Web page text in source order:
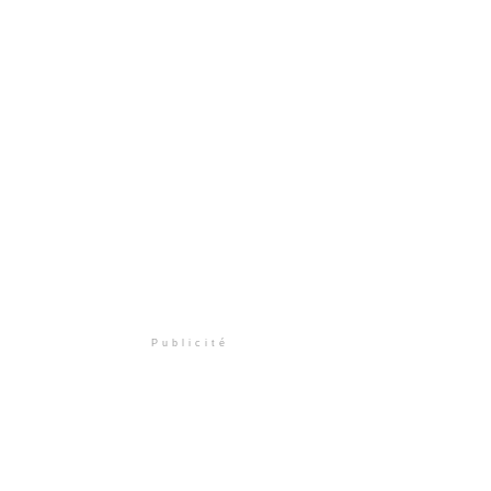
Publicité